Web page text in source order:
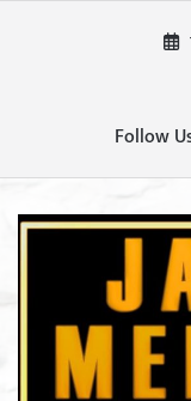
Follow